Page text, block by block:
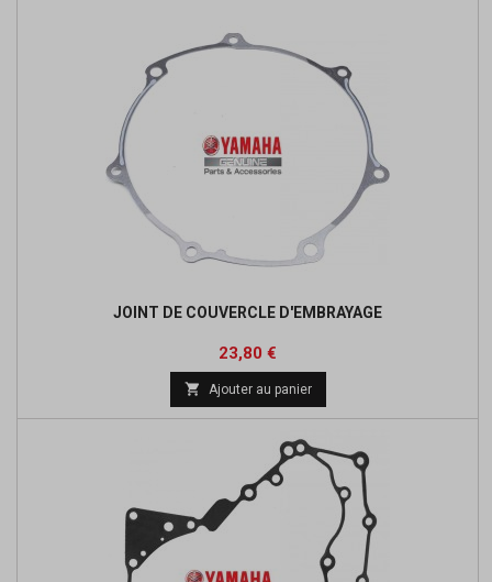
JOINT DE COUVERCLE D'EMBRAYAGE
Prix
23,80 €
base
 Ajouter au panier